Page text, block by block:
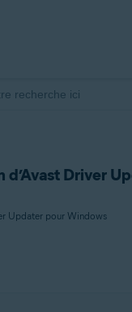
d’Avast Driver
Updater pour Windows